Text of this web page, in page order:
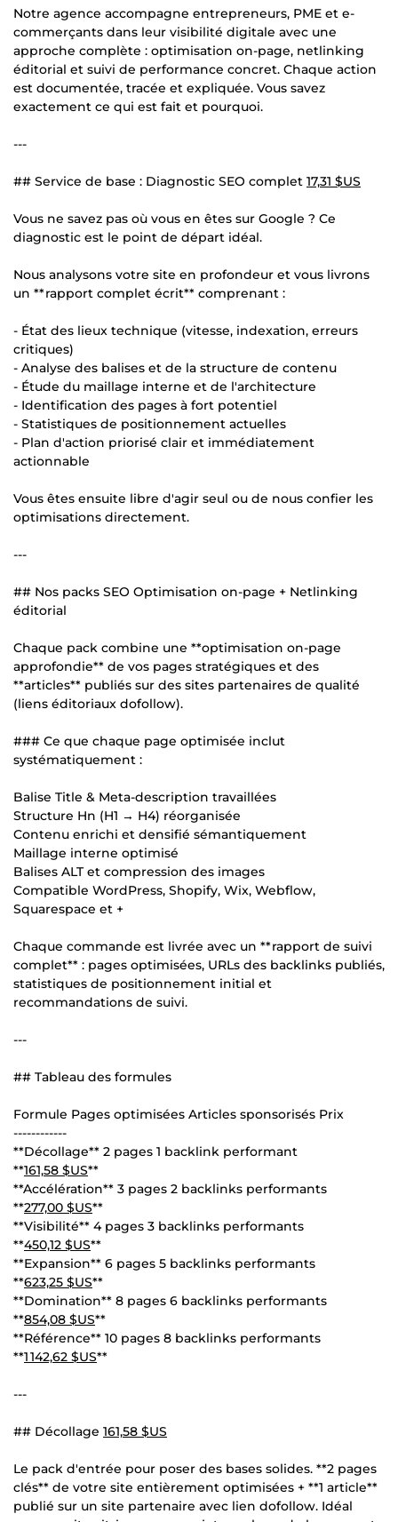
Notre agence accompagne entrepreneurs, PME et e-
commerçants dans leur visibilité digitale avec une
approche complète : optimisation on-page, netlinking
éditorial et suivi de performance concret. Chaque action
est documentée, tracée et expliquée. Vous savez
exactement ce qui est fait et pourquoi.
---
## Service de base : Diagnostic SEO complet 17,31 $US
Vous ne savez pas où vous en êtes sur Google ? Ce
diagnostic est le point de départ idéal.
Nous analysons votre site en profondeur et vous livrons
un **rapport complet écrit** comprenant :
- État des lieux technique (vitesse, indexation, erreurs
critiques)
- Analyse des balises et de la structure de contenu
- Étude du maillage interne et de l'architecture
- Identification des pages à fort potentiel
- Statistiques de positionnement actuelles
- Plan d'action priorisé clair et immédiatement
actionnable
Vous êtes ensuite libre d'agir seul ou de nous confier les
optimisations directement.
---
## Nos packs SEO Optimisation on-page + Netlinking
éditorial
Chaque pack combine une **optimisation on-page
approfondie** de vos pages stratégiques et des
**articles** publiés sur des sites partenaires de qualité
(liens éditoriaux dofollow).
### Ce que chaque page optimisée inclut
systématiquement :
Balise Title & Meta-description travaillées
Structure Hn (H1 → H4) réorganisée
Contenu enrichi et densifié sémantiquement
Maillage interne optimisé
Balises ALT et compression des images
Compatible WordPress, Shopify, Wix, Webflow,
Squarespace et +
Chaque commande est livrée avec un **rapport de suivi
complet** : pages optimisées, URLs des backlinks publiés,
statistiques de positionnement initial et
recommandations de suivi.
---
## Tableau des formules
Formule Pages optimisées Articles sponsorisés Prix
------------
**Décollage** 2 pages 1 backlink performant
**161,58 $US**
**Accélération** 3 pages 2 backlinks performants
**277,00 $US**
**Visibilité** 4 pages 3 backlinks performants
**450,12 $US**
**Expansion** 6 pages 5 backlinks performants
**623,25 $US**
**Domination** 8 pages 6 backlinks performants
**854,08 $US**
**Référence** 10 pages 8 backlinks performants
**1 142,62 $US**
---
## Décollage 161,58 $US
Le pack d'entrée pour poser des bases solides. **2 pages
clés** de votre site entièrement optimisées + **1 article**
publié sur un site partenaire avec lien dofollow. Idéal